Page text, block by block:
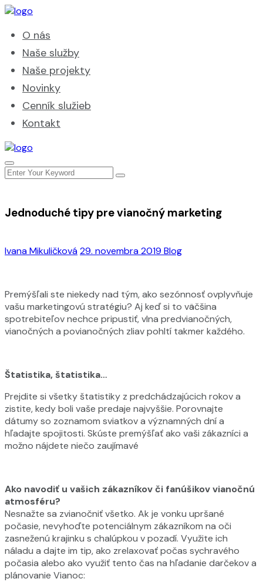
O nás
Naše služby
Naše projekty
Novinky
Cenník služieb
Kontakt
Ivana Mikuličková29. novembra 2019 Blog
Jednoduché tipy pre vianočný marketing
Premýšľali ste niekedy nad tým, ako sezónnosť ovplyvňuje
vašu marketingovú stratégiu? Aj keď si to väčšina
spotrebiteľov nechce pripustiť, vlna predvianočných,
vianočných a povianočných zliav pohltí takmer každého.
Štatistika, štatistika…
Prejdite si všetky štatistiky z predchádzajúcich rokov a
zistite, kedy boli vaše predaje najvyššie. Porovnajte
dátumy so zoznamom sviatkov a významných dní a
hľadajte spojitosti. Skúste premýšľať ako vaši zákazníci a
možno nájdete niečo zaujímavé
Ako navodiť u vašich zákazníkov či fanúšikov vianočnú
atmosféru?
Nesnažte sa zvianočniť všetko. Ak je vonku upršané
počasie, nevyhoďte potenciálnym zákazníkom na oči
zasneženú krajinku s chalúpkou v pozadí. Využite ich
náladu a dajte im tip, ako zrelaxovať počas sychravého
počasia alebo ako využiť tento čas na hľadanie darčekov a
plánovanie Vianoc: